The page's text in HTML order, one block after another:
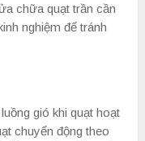
chữa quạt trần cần
nghiệm để tránh
gió khi quạt hoạt
chuyển động theo